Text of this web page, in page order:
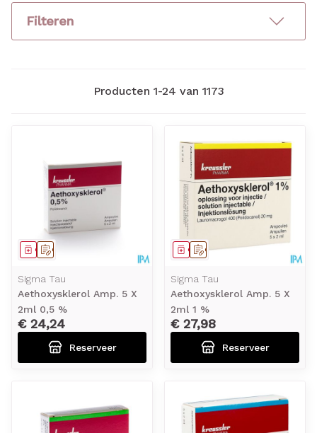
Filteren
Producten 1-24 van 1173
Op voorschrift
Geneesmiddel
Sigma Tau
Aethoxysklerol Amp. 5 X
2ml 0,5 %
€ 24,24
Reserveer
Op voorschrift
Geneesmiddel
Sigma Tau
Aethoxysklerol Amp. 5 X
2ml 1 %
€ 27,98
Reserveer